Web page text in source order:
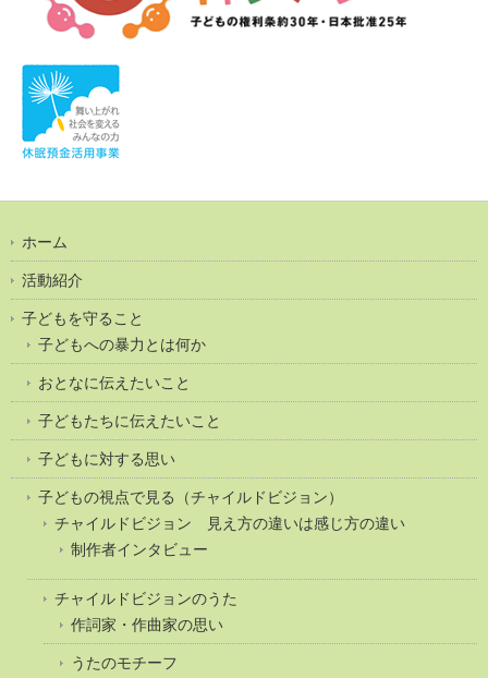
ホーム
活動紹介
子どもを守ること
子どもへの暴力とは何か
おとなに伝えたいこと
子どもたちに伝えたいこと
子どもに対する思い
子どもの視点で見る（チャイルドビジョン）
チャイルドビジョン 見え方の違いは感じ方の違い
制作者インタビュー
チャイルドビジョンのうた
作詞家・作曲家の思い
うたのモチーフ